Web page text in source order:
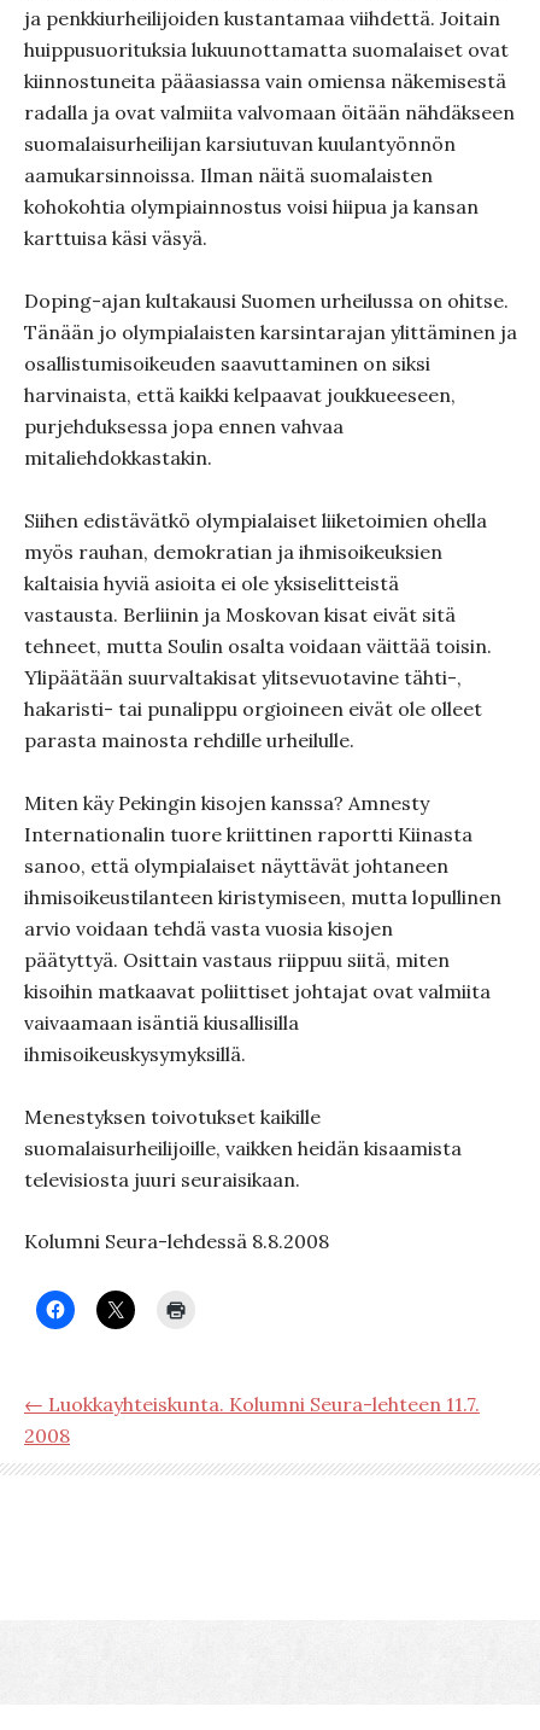
ja penkkiurheilijoiden kustantamaa viihdettä. Joitain
huippusuorituksia lukuunottamatta suomalaiset ovat
kiinnostuneita pääasiassa vain omiensa näkemisestä
radalla ja ovat valmiita valvomaan öitään nähdäkseen
suomalaisurheilijan karsiutuvan kuulantyönnön
aamukarsinnoissa. Ilman näitä suomalaisten
kohokohtia olympiainnostus voisi hiipua ja kansan
karttuisa käsi väsyä.
Doping-ajan kultakausi Suomen urheilussa on ohitse.
Tänään jo olympialaisten karsintarajan ylittäminen ja
osallistumisoikeuden saavuttaminen on siksi
harvinaista, että kaikki kelpaavat joukkueeseen,
purjehduksessa jopa ennen vahvaa
mitaliehdokkastakin.
Siihen edistävätkö olympialaiset liiketoimien ohella
myös rauhan, demokratian ja ihmisoikeuksien
kaltaisia hyviä asioita ei ole yksiselitteistä
vastausta. Berliinin ja Moskovan kisat eivät sitä
tehneet, mutta Soulin osalta voidaan väittää toisin.
Ylipäätään suurvaltakisat ylitsevuotavine tähti-,
hakaristi- tai punalippu orgioineen eivät ole olleet
parasta mainosta rehdille urheilulle.
Miten käy Pekingin kisojen kanssa? Amnesty
Internationalin tuore kriittinen raportti Kiinasta
sanoo, että olympialaiset näyttävät johtaneen
ihmisoikeustilanteen kiristymiseen, mutta lopullinen
arvio voidaan tehdä vasta vuosia kisojen
päätyttyä. Osittain vastaus riippuu siitä, miten
kisoihin matkaavat poliittiset johtajat ovat valmiita
vaivaamaan isäntiä kiusallisilla
ihmisoikeuskysymyksillä.
Menestyksen toivotukset kaikille
suomalaisurheilijoille, vaikken heidän kisaamista
televisiosta juuri seuraisikaan.
Kolumni Seura-lehdessä 8.8.2008
← Luokkayhteiskunta. Kolumni Seura-lehteen 11.7.
2008